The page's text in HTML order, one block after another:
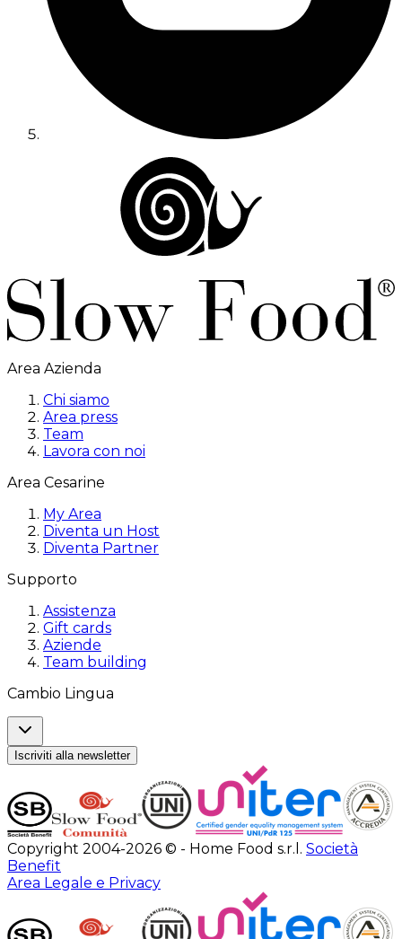
Area Azienda
Chi siamo
Area press
Team
Lavora con noi
Area Cesarine
My Area
Diventa un Host
Diventa Partner
Supporto
Assistenza
Gift cards
Aziende
Team building
Cambio Lingua
Iscriviti alla newsletter
Copyright 2004-2026 © - Home Food s.r.l. Società
Benefit
Area Legale e Privacy